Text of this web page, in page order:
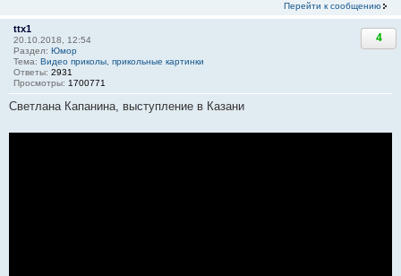
Перейти к сообщению
ttx1
20.10.2018, 12:54
Раздел: Юмор
Тема: Видео приколы, прикольные картинки
Ответы: 2931
Просмотры: 1700771
4
Светлана Капанина, выступление в Казани